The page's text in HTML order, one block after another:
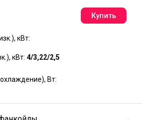
кВт:
кВт: 4/3,22/2,5
Вт: